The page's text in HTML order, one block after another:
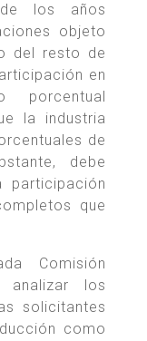
los años
objeto
del resto de
en
la industria
de
debe
participación
que
Comisión
analizar los
solicitantes
como